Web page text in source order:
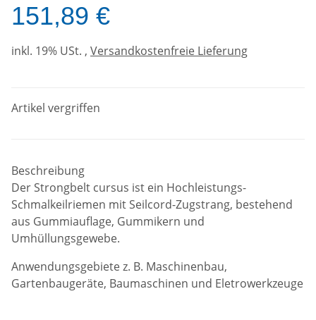
151,89 €
inkl. 19% USt. , Versandkostenfreie Lieferung
Artikel vergriffen
Beschreibung
Der Strongbelt cursus ist ein Hochleistungs-
Schmalkeilriemen mit Seilcord-Zugstrang, bestehend
aus Gummiauflage, Gummikern und
Umhüllungsgewebe.
Anwendungsgebiete z. B. Maschinenbau,
Gartenbaugeräte, Baumaschinen und Eletrowerkzeuge